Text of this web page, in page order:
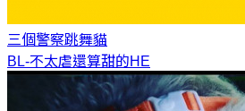
三個警察跳舞貓
BL-不太虐還算甜的HE